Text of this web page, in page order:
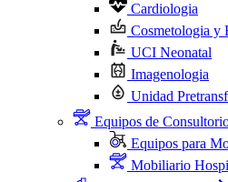
Cardiologia
Cosmetologia y
UCI Neonatal
Imagenologia
Unidad
Equipos de
Equipos para
Mobiliario